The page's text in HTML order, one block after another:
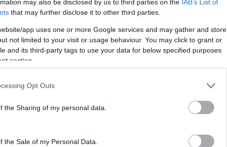
may also be disclosed by us to third parties on the IAB’s List of
that may further disclose it to other third parties.
app uses one or more Google services and may gather and store
not limited to your visit or usage behaviour. You may click to grant or
and its third-party tags to use your data for below specified purposes
section.
Opt Outs
the Sharing of my personal data.
the Sale of my Personal Data.